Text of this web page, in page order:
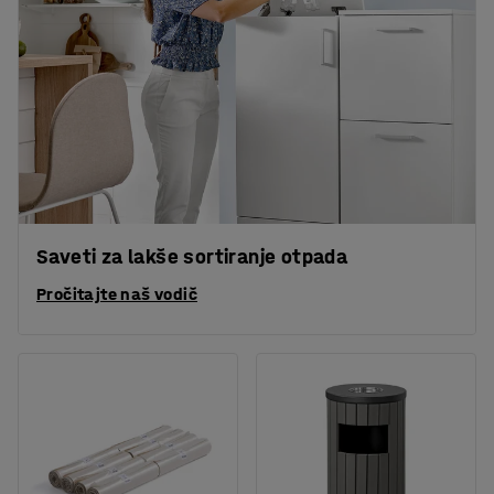
Saveti za lakše sortiranje otpada
Pročitajte naš vodič